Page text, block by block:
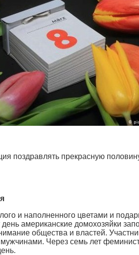
поздравлять прекрасную
и наполненного цветами и
день американские домохозяйки
общества и властей.
Через семь лет